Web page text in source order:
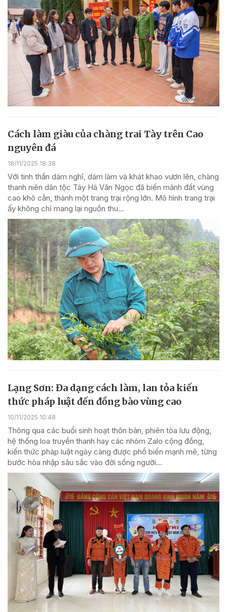
Cách làm giàu của chàng trai Tày trên Cao
nguyên đá
18/11/2025 18:38
Với tinh thần dám nghĩ, dám làm và khát khao vươn lên, chàng
thanh niên dân tộc Tày Hà Văn Ngọc đã biến mảnh đất vùng
cao khô cằn, thành một trang trại rộng lớn. Mô hình trang trại
ấy không chỉ mang lại nguồn thu...
Lạng Sơn: Đa dạng cách làm, lan tỏa kiến
thức pháp luật đến đồng bào vùng cao
10/11/2025 10:48
Thông qua các buổi sinh hoạt thôn bản, phiên tòa lưu động,
hệ thống loa truyền thanh hay các nhóm Zalo cộng đồng,
kiến thức pháp luật ngày càng được phổ biến mạnh mẽ, từng
bước hòa nhập sâu sắc vào đời sống người...